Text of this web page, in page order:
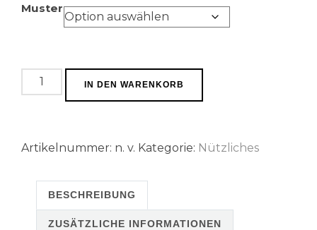
Muster
Notizblock
von
Menge
IN DEN WARENKORB
Artikelnummer: n. v. Kategorie: Nützliches
BESCHREIBUNG
ZUSÄTZLICHE INFORMATIONEN